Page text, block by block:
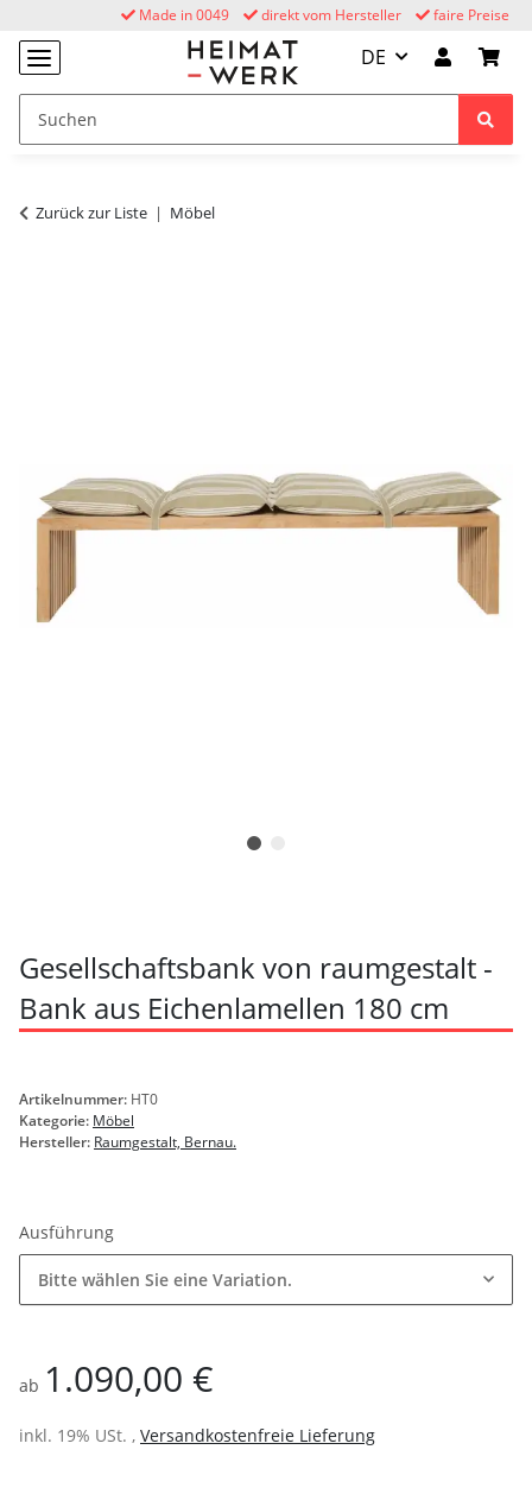
faire Preise
direkt vom Hersteller
Made in 0049
DE
Zurück zur Liste Möbel
Gesellschaftsbank von raumgestalt -
Bank aus Eichenlamellen 180 cm
Artikelnummer: HT0
Kategorie: Möbel
Hersteller: Raumgestalt, Bernau.
Ausführung
Bitte wählen Sie eine Variation.
ab 1.090,00 €
inkl. 19% USt. , Versandkostenfreie Lieferung